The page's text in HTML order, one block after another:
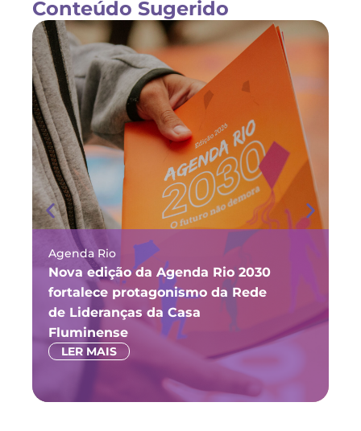
Conteúdo Sugerido
Agenda Rio
Nova edição da Agenda Rio 2030
fortalece protagonismo da Rede
de Lideranças da Casa
Fluminense
LER MAIS